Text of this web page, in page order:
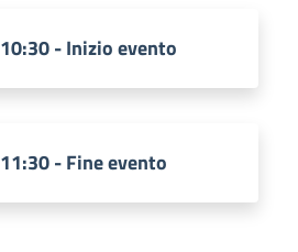
10:30 - Inizio evento
11:30 - Fine evento